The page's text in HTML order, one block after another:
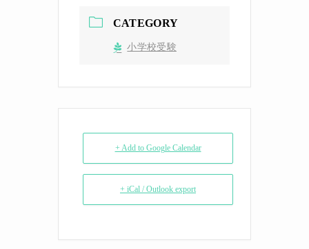
CATEGORY
小学校受験
+ Add to Google Calendar
+ iCal / Outlook export